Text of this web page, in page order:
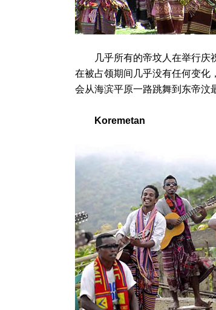
几乎所有的帝坟人在举行庆祝
在被占领期间几乎没有任何变化
会从海滨平原一路跳舞到东帝汶
Koremetan